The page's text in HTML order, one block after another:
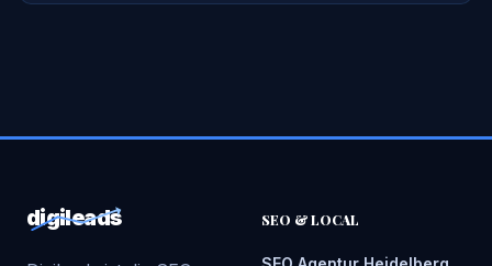
digileads SEO & LOCAL